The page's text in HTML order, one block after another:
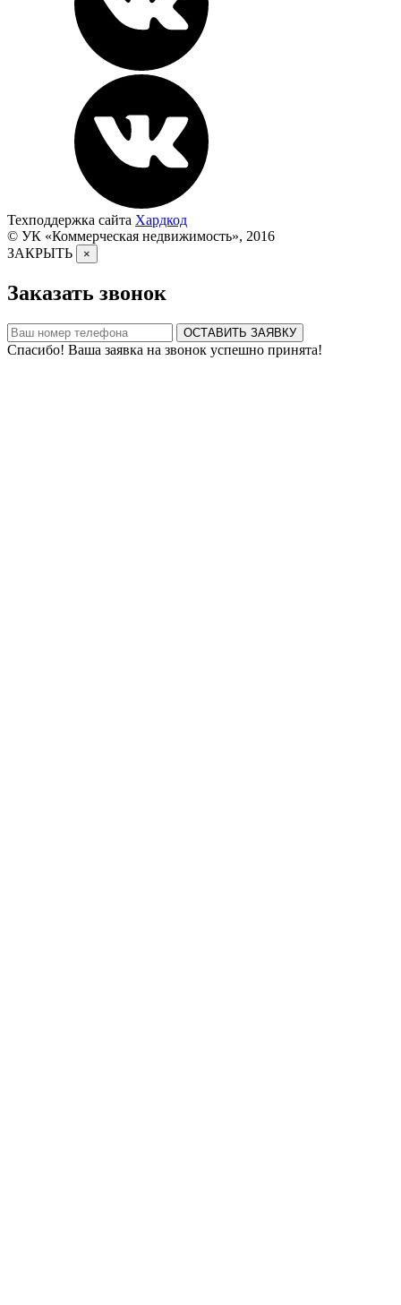
Техподдержка сайта Хардкод
© УК «Коммерческая недвижимость», 2016
ЗАКРЫТЬ
×
Заказать звонок
ОСТАВИТЬ ЗАЯВКУ
Спасибо! Ваша заявка на звонок успешно принята!